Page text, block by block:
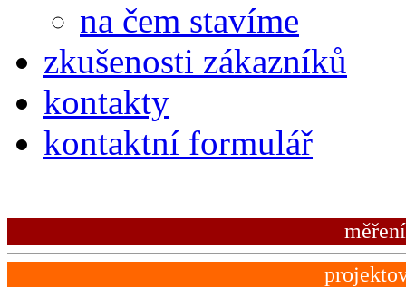
na čem stavíme
zkušenosti zákazníků
kontakty
kontaktní formulář